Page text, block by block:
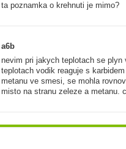
ta poznamka o krehnuti je mimo?
a6b
nevim pri jakych teplotach se
teplotach vodik reaguje s
metanu ve smesi, se mohla
misto na stranu zeleze a metanu.